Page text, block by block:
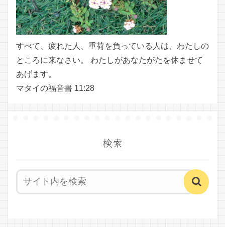
すべて、疲れた人、重荷を負っている人は、わたしの
ところに来なさい。 わたしがあなたがたを休ませて
あげます。
マタイの福音書 11:28
検索